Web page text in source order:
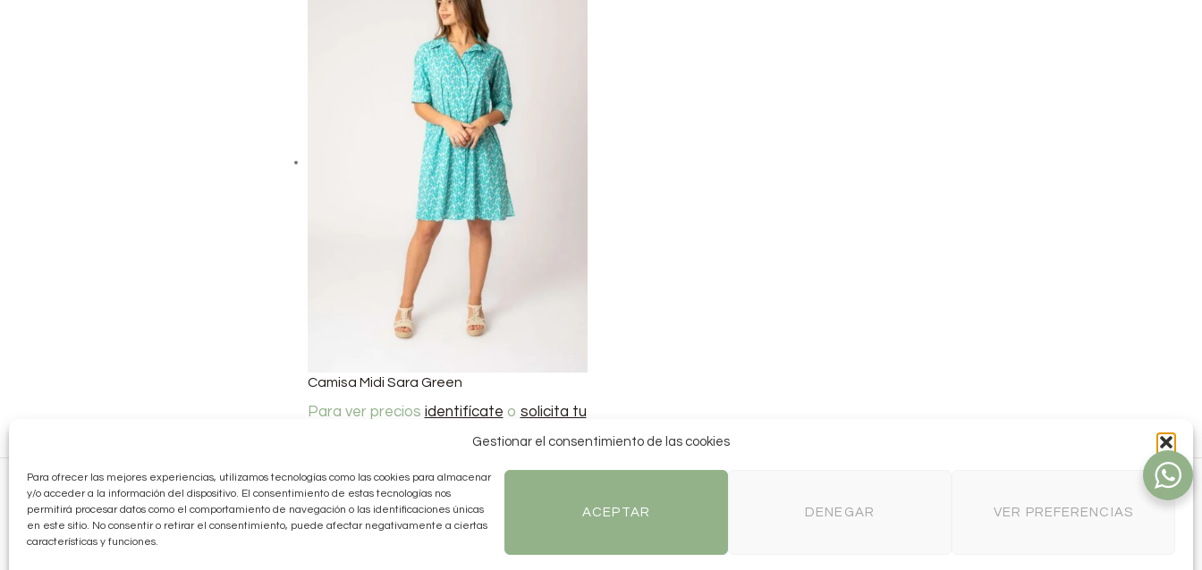
Gestionar el consentimiento de las cookies
Para ofrecer las mejores experiencias, utilizamos tecnologías como las cookies para almacenar
y/o acceder a la información del dispositivo. El consentimiento de estas tecnologías nos
permitirá procesar datos como el comportamiento de navegación o las identificaciones únicas
en este sitio. No consentir o retirar el consentimiento, puede afectar negativamente a ciertas
características y funciones.
ACEPTAR DENEGAR VER PREFERENCIAS
Camisa Midi Sara Green
Para ver precios identifícate o solicita tu